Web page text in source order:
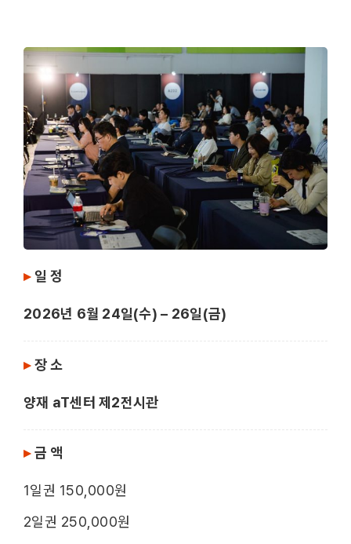
▸일 정
2026년 6월 24일(수) – 26일(금)
▸장 소
양재 aT센터 제2전시관
▸금 액
1일권 150,000원
2일권 250,000원